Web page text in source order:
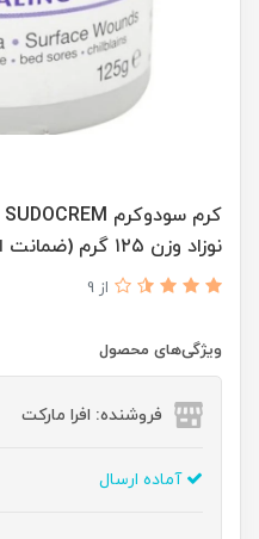
نوزاد وزن ۱۲۵ گرم (ضمانت اصل)
از 9
ویژگی‌های محصول
فروشنده: افرا مارکت
آماده ارسال